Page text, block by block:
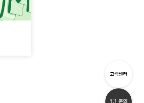
고객센터
1:1 문의